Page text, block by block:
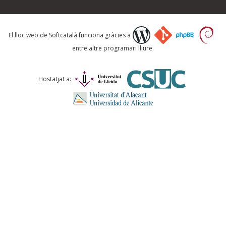
Què proposeu?
Comentari *
El lloc web de Softcatalà funciona gràcies a
entre altre programari lliure.
Hostatjat a: